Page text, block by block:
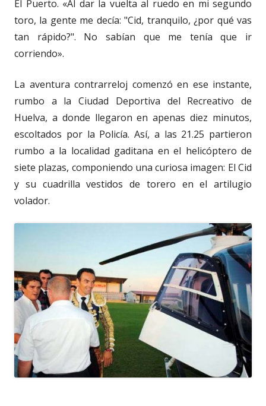
El Puerto. «Al dar la vuelta al ruedo en mi segundo
toro, la gente me decía: "Cid, tranquilo, ¿por qué vas
tan rápido?". No sabían que me tenía que ir
corriendo».
La aventura contrarreloj comenzó en ese instante,
rumbo a la Ciudad Deportiva del Recreativo de
Huelva, a donde llegaron en apenas diez minutos,
escoltados por la Policía. Así, a las 21.25 partieron
rumbo a la localidad gaditana en el helicóptero de
siete plazas, componiendo una curiosa imagen: El Cid
y su cuadrilla vestidos de torero en el artilugio
volador.